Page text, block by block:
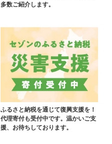
多数ご紹介します。
ふるさと納税を通じて復興支援を！
代理寄付も受付中です。温かいご支
援、お待ちしております。